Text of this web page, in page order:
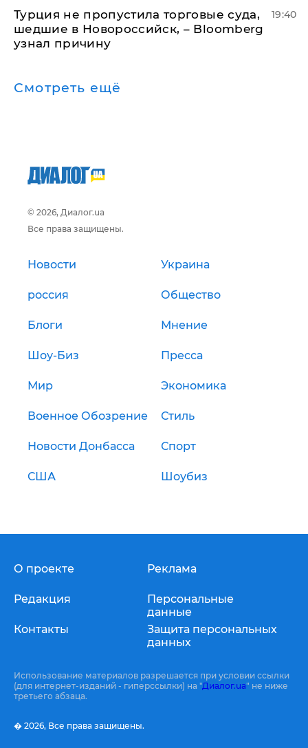
Турция не пропустила торговые суда,
шедшие в Новороссийск, – Bloomberg
узнал причину
19:40
Смотреть ещё
© 2026, Диалог.ua
Все права защищены.
Новости Украина
россия Общество
Блоги Мнение
Шоу-Биз Пресса
Мир Экономика
Военное Обозрение Стиль
Новости Донбасса Спорт
США Шоубиз
О проекте
Редакция
Контакты
Реклама
Персональные
данные
Защита персональных
данных
Использование материалов разрешается при условии ссылки
(для интернет-изданий - гиперссылки) на "Диалог.ua" не ниже
третьего абзаца.
� 2026, Все права защищены.